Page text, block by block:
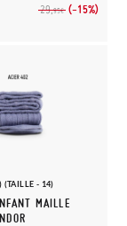
29,95€ (-15%)
(TAILLE - 14)
MAILLE